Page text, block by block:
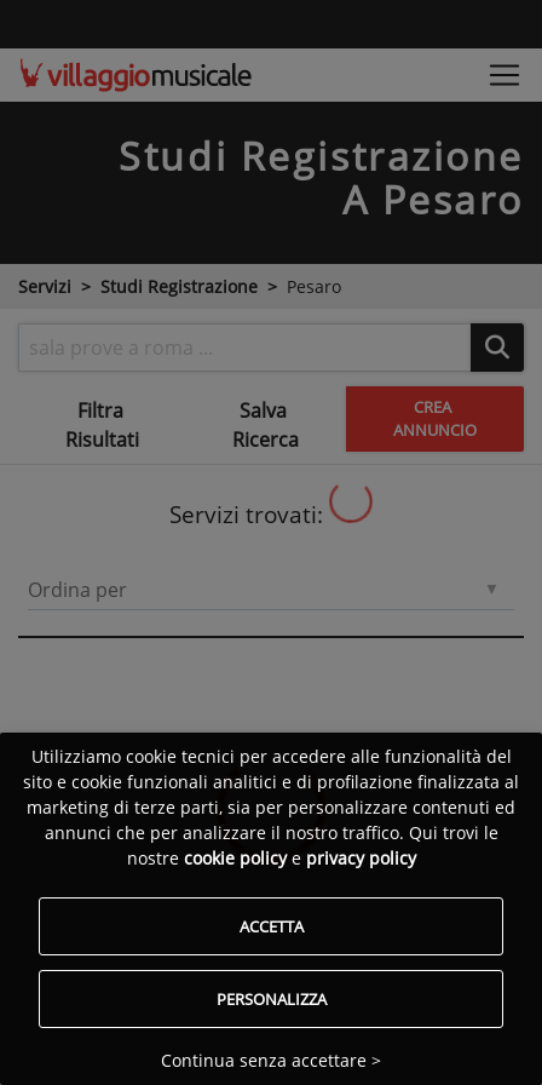
Studi Registrazione
A Pesaro
Servizi Studi Registrazione Pesaro
Filtra
Risultati
Salva
Ricerca
CREA
ANNUNCIO
Servizi trovati:
Ordina per
Utilizziamo cookie tecnici per accedere alle funzionalità del
sito e cookie funzionali analitici e di profilazione finalizzata al
marketing di terze parti, sia per personalizzare contenuti ed
annunci che per analizzare il nostro traffico. Qui trovi le
nostre cookie policye privacy policy
ACCETTA
PERSONALIZZA
Continua senza accettare >